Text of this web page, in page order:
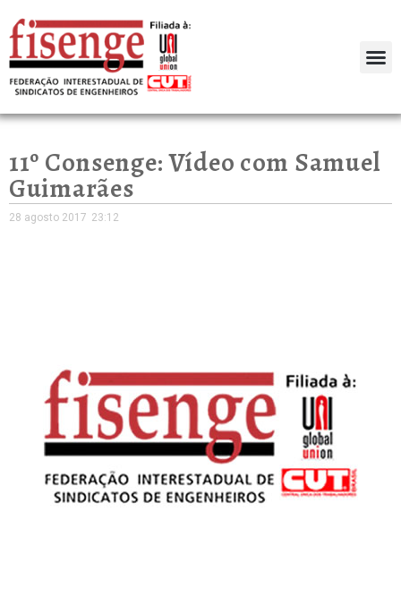
11º Consenge: Vídeo com Samuel
Guimarães
28 agosto 2017 23:12